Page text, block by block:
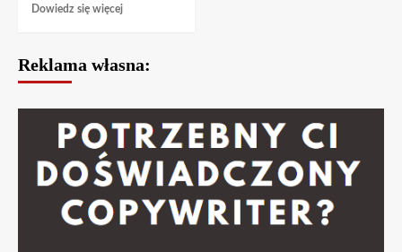
Dowiedz się więcejDowiedz
Profesjonalne
nieniszczące
dla
przemysłu
–
postaw
doświadczenie
Labo-
Reklama własna: